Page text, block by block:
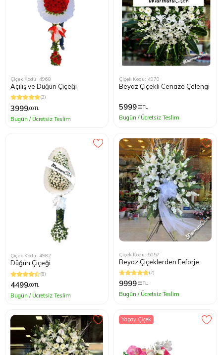
Çiçek Kodu: 4968
Açılış ve Düğün Çiçeği
(3)
3999,00 TL
Bugün / Ücretsiz Teslim
Çiçek Kodu: 4970
Beyaz Çiçekli Cenaze Çelengi
5999,00 TL
Bugün / Ücretsiz Teslim
Çiçek Kodu: 4982
Düğün Çiçeği
(6)
4499,00 TL
Bugün / Ücretsiz Teslim
Çiçek Kodu: 5057
Beyaz Çiçeklerden Feforje
(2)
9999,00 TL
Bugün / Ücretsiz Teslim
Yapay Çiçek